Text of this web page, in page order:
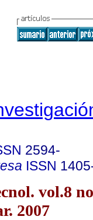
2594-
ISSN
vol.8
2007